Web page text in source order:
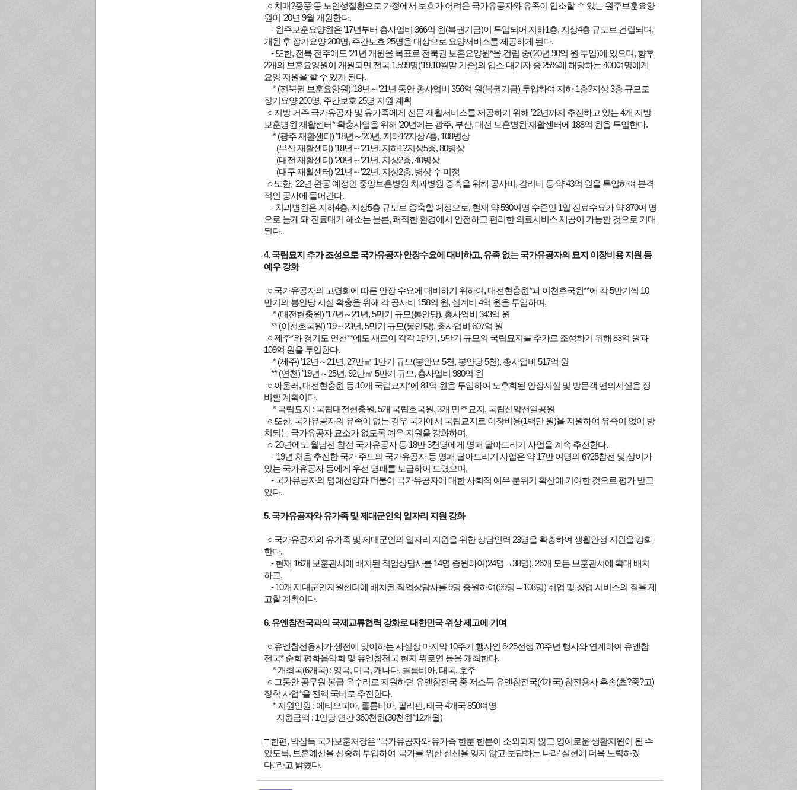
○ 치매?중풍 등 노인성질환으로 가정에서 보호가 어려운 국가유공자와 유족이 입소할 수 있는 원주보훈요양
원이 ’20년 9월 개원한다.
- 원주보훈요양원은 ’17년부터 총사업비 366억 원(복권기금)이 투입되어 지하1층, 지상4층 규모로 건립되며,
개원 후 장기요양 200명, 주간보호 25명을 대상으로 요양서비스를 제공하게 된다.
- 또한, 전북 전주에도 ’21년 개원을 목표로 전북권 보훈요양원*을 건립 중(’20년 90억 원 투입)에 있으며, 향후
2개의 보훈요양원이 개원되면 전국 1,599명(’19.10월말 기준)의 입소 대기자 중 25%에 해당하는 400여명에게
요양 지원을 할 수 있게 된다.
* (전북권 보훈요양원) ’18년～’21년 동안 총사업비 356억 원(복권기금) 투입하여 지하 1층?지상 3층 규모로
장기요양 200명, 주간보호 25명 지원 계획
○ 지방 거주 국가유공자 및 유가족에게 전문 재활서비스를 제공하기 위해 ’22년까지 추진하고 있는 4개 지방
보훈병원 재활센터* 확충사업을 위해 ’20년에는 광주, 부산, 대전 보훈병원 재활센터에 188억 원을 투입한다.
* (광주 재활센터) ’18년～’20년, 지하1?지상7층, 108병상
(부산 재활센터) ’18년～’21년, 지하1?지상5층, 80병상
(대전 재활센터) ’20년～’21년, 지상2층, 40병상
(대구 재활센터) ’21년～’22년, 지상2층, 병상 수 미정
○ 또한, ’22년 완공 예정인 중앙보훈병원 치과병원 증축을 위해 공사비, 감리비 등 약 43억 원을 투입하여 본격
적인 공사에 들어간다.
- 치과병원은 지하4층, 지상5층 규모로 증축할 예정으로, 현재 약 590여명 수준인 1일 진료수요가 약 870여 명
으로 늘게 돼 진료대기 해소는 물론, 쾌적한 환경에서 안전하고 편리한 의료서비스 제공이 가능할 것으로 기대
된다.
4. 국립묘지 추가 조성으로 국가유공자 안장수요에 대비하고, 유족 없는 국가유공자의 묘지 이장비용 지원 등
예우 강화
○ 국가유공자의 고령화에 따른 안장 수요에 대비하기 위하여, 대전현충원*과 이천호국원**에 각 5만기씩 10
만기의 봉안당 시설 확충을 위해 각 공사비 158억 원, 설계비 4억 원을 투입하며,
* (대전현충원) ’17년～21년, 5만기 규모(봉안당), 총사업비 343억 원
** (이천호국원) ’19～23년, 5만기 규모(봉안당), 총사업비 607억 원
○ 제주*와 경기도 연천**에도 새로이 각각 1만기, 5만기 규모의 국립묘지를 추가로 조성하기 위해 83억 원과
109억 원을 투입한다.
* (제주) ’12년～21년, 27만㎡ 1만기 규모(봉안묘 5천, 봉안당 5천), 총사업비 517억 원
** (연천) ’19년～25년, 92만㎡ 5만기 규모, 총사업비 980억 원
○ 아울러, 대전현충원 등 10개 국립묘지*에 81억 원을 투입하여 노후화된 안장시설 및 방문객 편의시설을 정
비할 계획이다.
* 국립묘지 : 국립대전현충원, 5개 국립호국원, 3개 민주묘지, 국립신암선열공원
○ 또한, 국가유공자의 유족이 없는 경우 국가에서 국립묘지로 이장비용(1백만 원)을 지원하여 유족이 없어 방
치되는 국가유공자 묘소가 없도록 예우 지원을 강화하며,
○ ’20년에도 월남전 참전 국가유공자 등 18만 3천명에게 명패 달아드리기 사업을 계속 추진한다.
- ’19년 처음 추진한 국가 주도의 국가유공자 등 명패 달아드리기 사업은 약 17만 여명의 6?25참전 및 상이가
있는 국가유공자 등에게 우선 명패를 보급하여 드렸으며,
- 국가유공자의 명예선양과 더불어 국가유공자에 대한 사회적 예우 분위기 확산에 기여한 것으로 평가 받고
있다.
5. 국가유공자와 유가족 및 제대군인의 일자리 지원 강화
○ 국가유공자와 유가족 및 제대군인의 일자리 지원을 위한 상담인력 23명을 확충하여 생활안정 지원을 강화
한다.
- 현재 16개 보훈관서에 배치된 직업상담사를 14명 증원하여(24명→38명), 26개 모든 보훈관서에 확대 배치
하고,
- 10개 제대군인지원센터에 배치된 직업상담사를 9명 증원하여(99명→108명) 취업 및 창업 서비스의 질을 제
고할 계획이다.
6. 유엔참전국과의 국제교류협력 강화로 대한민국 위상 제고에 기여
○ 유엔참전용사가 생전에 맞이하는 사실상 마지막 10주기 행사인 6·25전쟁 70주년 행사와 연계하여 유엔참
전국* 순회 평화음악회 및 유엔참전국 현지 위로연 등을 개최한다.
* 개최국(6개국) : 영국, 미국, 캐나다, 콜롬비아, 태국, 호주
○ 그동안 공무원 봉급 우수리로 지원하던 유엔참전국 중 저소득 유엔참전국(4개국) 참전용사 후손(초?중?고)
장학 사업*을 전액 국비로 추진한다.
* 지원인원 : 에티오피아, 콜롬비아, 필리핀, 태국 4개국 850여명
지원금액 : 1인당 연간 360천원(30천원*12개월)
□ 한편, 박삼득 국가보훈처장은 “국가유공자와 유가족 한분 한분이 소외되지 않고 영예로운 생활지원이 될 수
있도록, 보훈예산을 신중히 투입하여 ‘국가를 위한 헌신을 잊지 않고 보답하는 나라’ 실현에 더욱 노력하겠
다.”라고 밝혔다.